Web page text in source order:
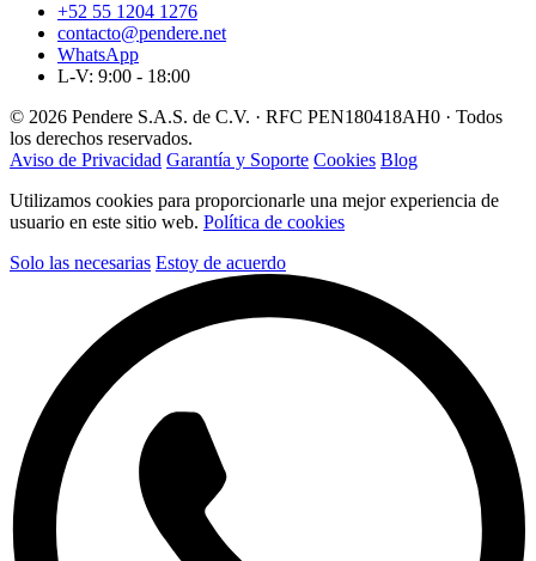
+52 55 1204 1276
contacto@pendere.net
WhatsApp
L-V: 9:00 - 18:00
© 2026 Pendere S.A.S. de C.V. · RFC PEN180418AH0 · Todos
los derechos reservados.
Aviso de Privacidad Garantía y Soporte Cookies Blog
Utilizamos cookies para proporcionarle una mejor experiencia de
usuario en este sitio web. Política de cookies
Solo las necesarias Estoy de acuerdo